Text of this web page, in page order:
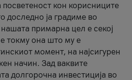
кон корисниците
доследно ја градиме во
примарна цел е секој
токму она што му е
момент, на најсигурен
начин. Зад ваквите
долгорочна инвестиција во